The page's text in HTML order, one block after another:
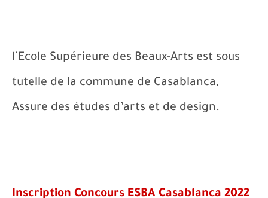
l’Ecole Supérieure des Beaux-Arts est sous
tutelle de la commune de Casablanca,
Assure des études d’arts et de design.
Inscription Concours ESBA Casablanca 2022